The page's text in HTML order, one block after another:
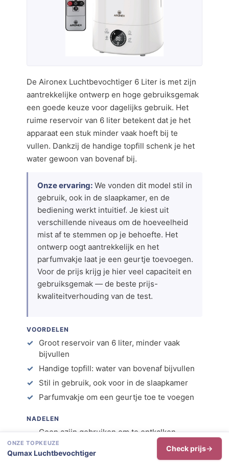
De Aironex Luchtbevochtiger 6 Liter is met zijn
aantrekkelijke ontwerp en hoge gebruiksgemak
een goede keuze voor dagelijks gebruik. Het
ruime reservoir van 6 liter betekent dat je het
apparaat een stuk minder vaak hoeft bij te
vullen. Dankzij de handige topfill schenk je het
water gewoon van bovenaf bij.
Onze ervaring: We vonden dit model stil in
gebruik, ook in de slaapkamer, en de
bediening werkt intuitief. Je kiest uit
verschillende niveaus om de hoeveelheid
mist af te stemmen op je behoefte. Het
ontwerp oogt aantrekkelijk en het
parfumvakje laat je een geurtje toevoegen.
Voor de prijs krijg je hier veel capaciteit en
gebruiksgemak — de beste prijs-
kwaliteitverhouding van de test.
VOORDELEN
Groot reservoir van 6 liter, minder vaak
bijvullen
Handige topfill: water van bovenaf bijvullen
Stil in gebruik, ook voor in de slaapkamer
Parfumvakje om een geurtje toe te voegen
NADELEN
Geen azijn gebruiken om te ontkalken
Minder effectief in heel grote ruimtes
ONZE TOPKEUZE
Qumax Luchtbevochtiger Check prijs